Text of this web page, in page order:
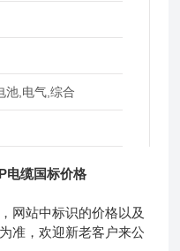
池,电气,综合
电缆国标价格
网站中标识的价格以及
准，欢迎新老客户来公